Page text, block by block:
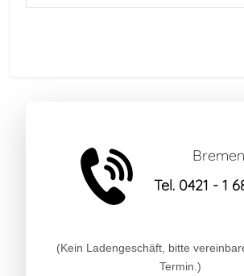
Bremen
Tel. 0421 - 1
(Kein Ladengeschäft, bitte
Termin.)